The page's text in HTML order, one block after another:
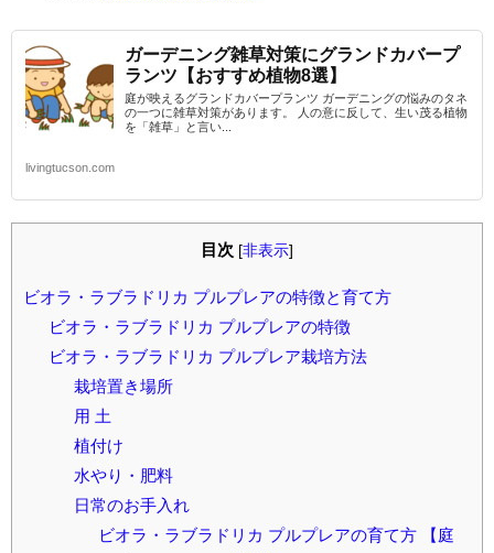
ガーデニング雑草対策にグランドカバープ
ランツ【おすすめ植物8選】
庭が映えるグランドカバープランツ ガーデニングの悩みのタネ
の一つに雑草対策があります。 人の意に反して、生い茂る植物
を「雑草」と言い...
livingtucson.com
目次 [非表示]
ビオラ・ラブラドリカ プルプレアの特徴と育て方
ビオラ・ラブラドリカ プルプレアの特徴
ビオラ・ラブラドリカ プルプレア栽培方法
栽培置き場所
用 土
植付け
水やり・肥料
日常のお手入れ
ビオラ・ラブラドリカ プルプレアの育て方 【庭